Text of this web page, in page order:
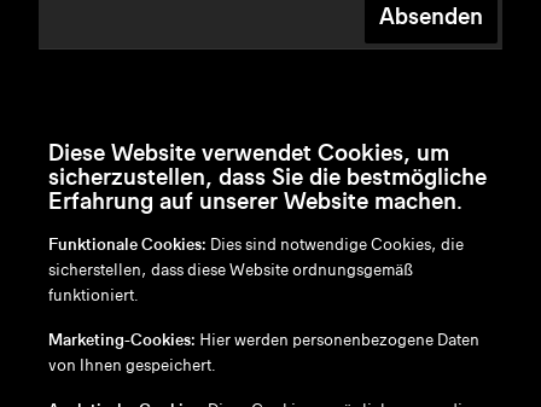
Absenden
en/nl/fr/de
Disclaimer
Diese Website verwendet Cookies, um
sicherzustellen, dass Sie die bestmögliche
Erfahrung auf unserer Website machen.
Funktionale Cookies: Dies sind notwendige Cookies, die
sicherstellen, dass diese Website ordnungsgemäß
funktioniert.
Marketing-Cookies: Hier werden personenbezogene Daten
von Ihnen gespeichert.